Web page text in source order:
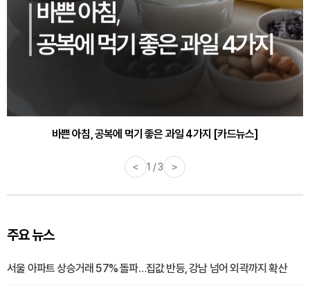
바쁜 아침, 공복에 먹기 좋은 과일 4가지 [카드뉴스]
< 1 / 3 >
주요 뉴스
서울 아파트 상승거래 57% 돌파…집값 반등, 강남 넘어 외곽까지 확산